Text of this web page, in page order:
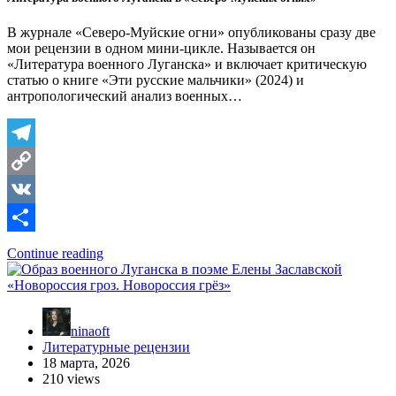
В журнале «Северо-Муйские огни» опубликованы сразу две
мои рецензии в одном мини-цикле. Называется он
«Литература военного Луганска» и включает критическую
статью о книге «Эти русские мальчики» (2024) и
антропологический анализ военных…
Telegram
Copy
Link
VK
Отправить
Continue reading
ninaoft
Литературные рецензии
18 марта, 2026
210 views